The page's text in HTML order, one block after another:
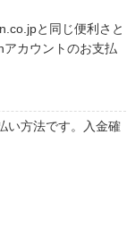
と同じ便利さと
カウントのお支払
い方法です。入金確